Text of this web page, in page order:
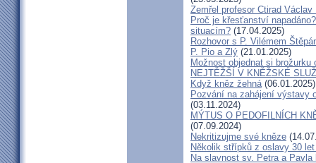
Zemřel profesor Ctirad
Proč je křesťanství
situacím? (17.04.2025)
Rozhovor s P. Vilémem
P. Pio a Zlý (21.01.2025)
Možnost objednat si
NEJTĚŽŠÍ V KNĚŽSKÉ
Když kněz žehná(06.01.2025)
Pozvání na zahájení výstavy
(03.11.2024)
MÝTUS O PEDOFILNÍCH
(07.09.2024)
Nekritizujme své kněze
Několik střípků z oslavy 30
Na slavnost sv. Petra a